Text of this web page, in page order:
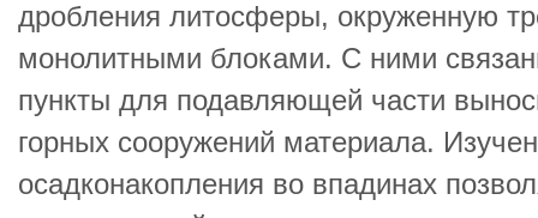
дробления литосферы, окруженную
монолитными блоками. С ними
пункты для подавляющей части
горных сооружений материала.
осадконакопления во впадинах